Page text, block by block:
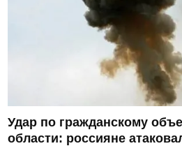
Удар по гражданскому
области: россияне